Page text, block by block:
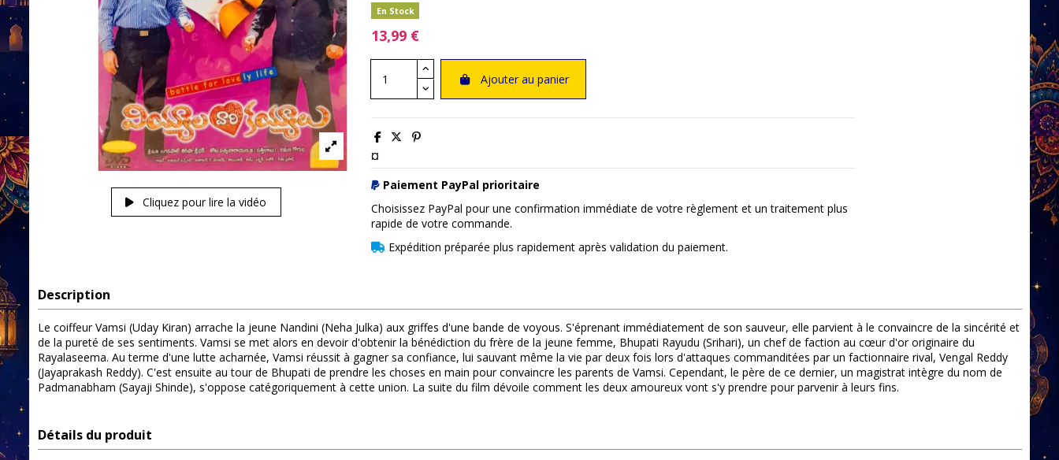
Cliquez pour lire la vidéo
En Stock
13,99 €
Ajouter au panier
¤
Paiement PayPal prioritaire
Choisissez PayPal pour une confirmation immédiate de votre règlement et un traitement plus
rapide de votre commande.
Expédition préparée plus rapidement après validation du paiement.
Description
Le coiffeur Vamsi (Uday Kiran) arrache la jeune Nandini (Neha Julka) aux griffes d'une bande de voyous. S'éprenant immédiatement de son sauveur, elle parvient à le convaincre de la sincérité et
de la pureté de ses sentiments. Vamsi se met alors en devoir d'obtenir la bénédiction du frère de la jeune femme, Bhupati Rayudu (Srihari), un chef de faction au cœur d'or originaire du
Rayalaseema. Au terme d'une lutte acharnée, Vamsi réussit à gagner sa confiance, lui sauvant même la vie par deux fois lors d'attaques commanditées par un factionnaire rival, Vengal Reddy
(Jayaprakash Reddy). C'est ensuite au tour de Bhupati de prendre les choses en main pour convaincre les parents de Vamsi. Cependant, le père de ce dernier, un magistrat intègre du nom de
Padmanabham (Sayaji Shinde), s'oppose catégoriquement à cette union. La suite du film dévoile comment les deux amoureux vont s'y prendre pour parvenir à leurs fins.
Détails du produit